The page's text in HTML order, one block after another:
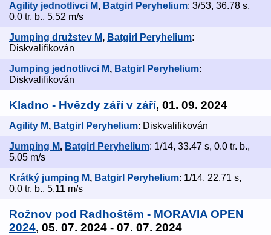
Agility jednotlivci M, Batgirl Peryhelium: 3/53, 36.78 s,
0.0 tr. b., 5.52 m/s
Jumping družstev M, Batgirl Peryhelium:
Diskvalifikován
Jumping jednotlivci M, Batgirl Peryhelium:
Diskvalifikován
Kladno - Hvězdy září v září, 01. 09. 2024
Agility M, Batgirl Peryhelium: Diskvalifikován
Jumping M, Batgirl Peryhelium: 1/14, 33.47 s, 0.0 tr. b.,
5.05 m/s
Krátký jumping M, Batgirl Peryhelium: 1/14, 22.71 s,
0.0 tr. b., 5.11 m/s
Rožnov pod Radhoštěm - MORAVIA OPEN
2024, 05. 07. 2024 - 07. 07. 2024